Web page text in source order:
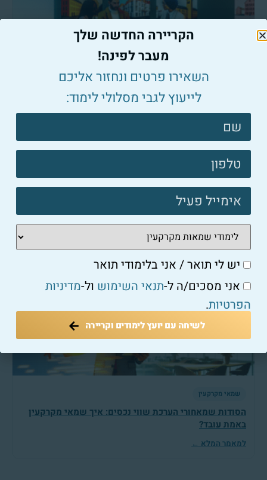
שמאי מקרקעין
השפעת שמאות מקרקעין על תהליך קבלת משכנתא
למאמר המלא ←
איך לבחור שמאי מקרקעין מומלץ ולהימנע מהפתעות לא
נעימות
שמאי מקרקעין
הסודות שמאחורי הערכת שווי נכסים: איך שמאי מקרקעין
באמת עובד?
למאמר המלא ←
הקריירה החדשה שלך
מעבר לפינה!
השאירו פרטים ונחזור אליכם
לייעוץ לגבי מסלולי לימוד:
צרו
קשר
פוטר
יש לי תואר / אני בלימודי תואר
אני מסכים/ה ל-תנאי השימוש ול-מדיניות
הפרטיות.
לשיחה עם יועץ לימודים וקריירה